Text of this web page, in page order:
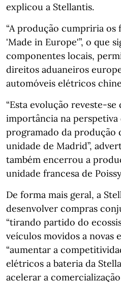
explicou a Stellantis.
“A produção cumpriria
'Made in Europe'”, o que
componentes locais,
direitos aduaneiros
automóveis elétricos
“Esta evolução reveste-
importância na
programado da produção
unidade de Madrid”,
também encerrou a
unidade francesa de
De forma mais geral, a
desenvolver compras
“tirando partido do
veículos movidos a novas
“aumentar a
elétricos a bateria da
acelerar a